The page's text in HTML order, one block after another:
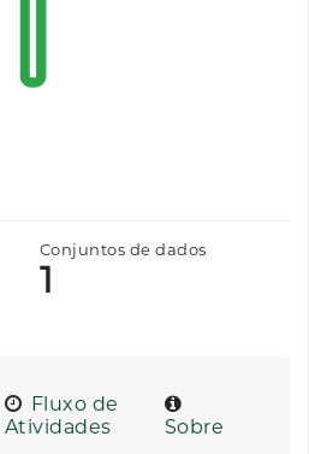
Conjuntos de dados
1
Fluxo de
Atividades
Sobre